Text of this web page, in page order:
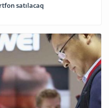
satılacaq